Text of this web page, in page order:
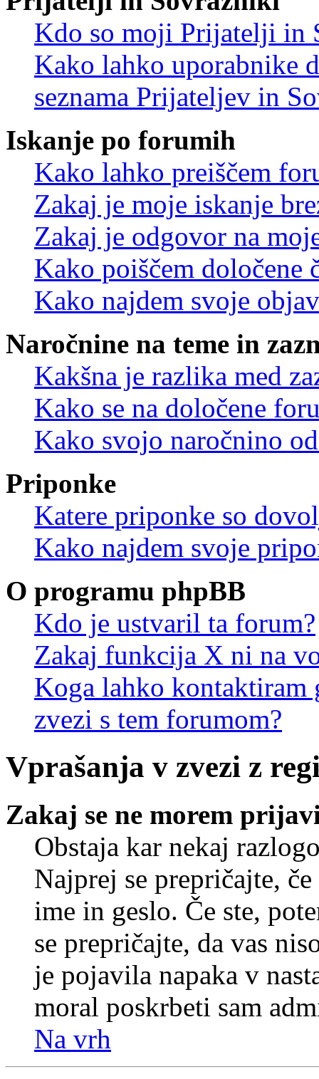
Kdo so moji Prijatelji in
Kako lahko uporabnike
seznama Prijateljev in
Iskanje po forumih
Kako lahko preiščem
Zakaj je moje iskanje
Zakaj je odgovor na
Kako poiščem določene
Kako najdem svoje
Naročnine na teme in
Kakšna je razlika med
Kako se na določene
Kako svojo naročnino
Priponke
Katere priponke so
Kako najdem svoje
O programu phpBB
Kdo je ustvaril ta forum?
Zakaj funkcija X ni na
Koga lahko kontaktiram
zvezi s tem forumom?
Vprašanja v zvezi z
Zakaj se ne morem
Obstaja kar nekaj
Najprej se prepričajte,
ime in geslo. Če ste,
se prepričajte, da vas
je pojavila napaka v
moral poskrbeti sam
Na vrh